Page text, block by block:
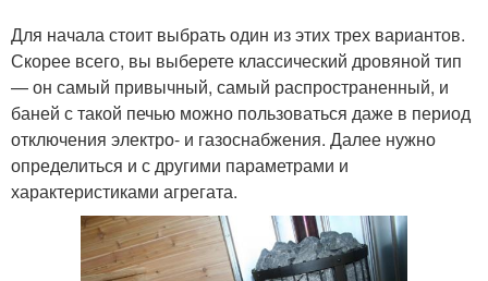
Для начала стоит выбрать один из этих трех вариантов.
Скорее всего, вы выберете классический дровяной тип
— он самый привычный, самый распространенный, и
баней с такой печью можно пользоваться даже в период
отключения электро- и газоснабжения. Далее нужно
определиться и с другими параметрами и
характеристиками агрегата.